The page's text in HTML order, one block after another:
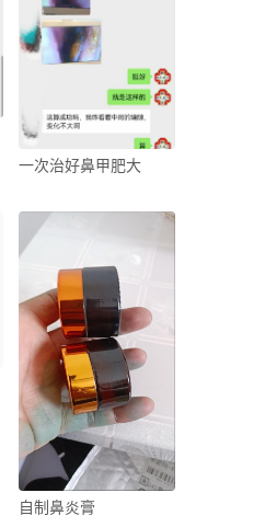
一次治好鼻甲肥大
自制鼻炎膏